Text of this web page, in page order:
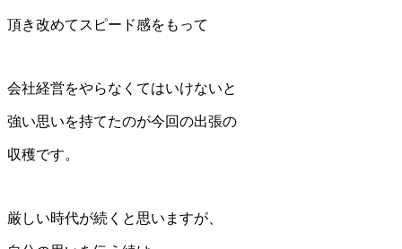
頂き改めてスピード感をもって
会社経営をやらなくてはいけないと
強い思いを持てたのが今回の出張の
収穫です。
厳しい時代が続くと思いますが、